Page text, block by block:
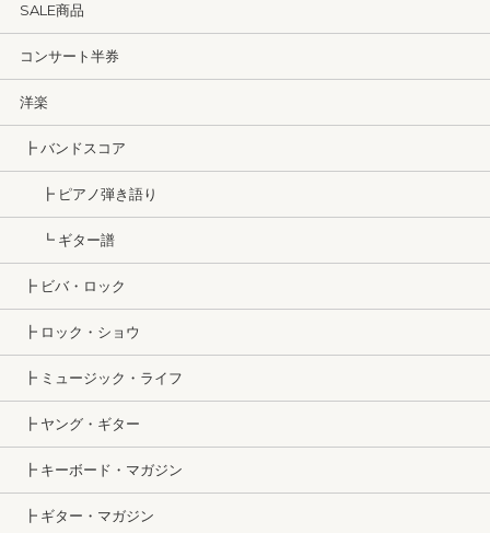
SALE商品
コンサート半券
洋楽
┣ バンドスコア
┣ ピアノ弾き語り
┗ ギター譜
┣ ビバ・ロック
┣ ロック・ショウ
┣ ミュージック・ライフ
┣ ヤング・ギター
┣ キーボード・マガジン
┣ ギター・マガジン